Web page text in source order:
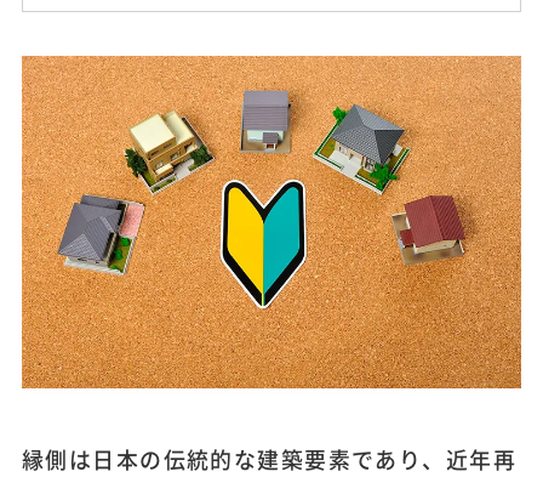
縁側は日本の伝統的な建築要素であり、近年再